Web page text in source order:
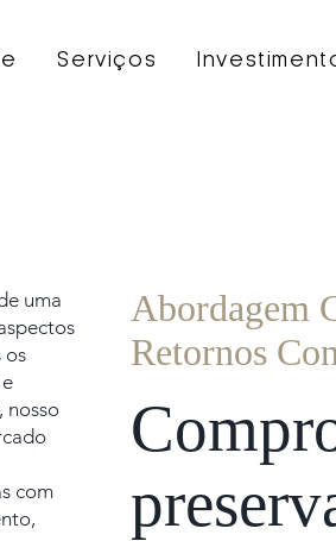
Serviços
uma
os
nosso
com
Abordagem
Retornos